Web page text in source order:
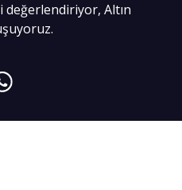
Altın